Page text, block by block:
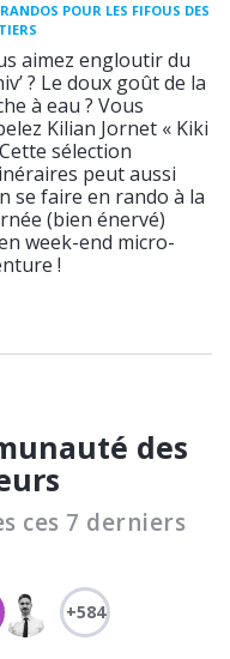
POUR LES FIFOUS DES
aimez engloutir du
? Le doux goût de la
à eau ? Vous
Kilian Jornet « Kiki
sélection
peut aussi
se faire en rando à la
(bien énervé)
week-end micro-
!
des
ces 7 derniers
+584